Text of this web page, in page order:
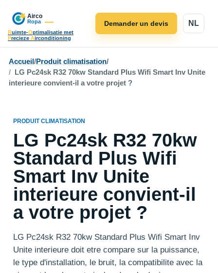
Ruimte-Optimalisatie met
Precieze Airconditioning
NL
Demander un devis
Accueil /Produit climatisation/
LG Pc24sk R32 70kw Standard Plus Wifi Smart Inv Unite
interieure convient-il a votre projet ?
PRODUIT CLIMATISATION
LG Pc24sk R32 70kw
Standard Plus Wifi
Smart Inv Unite
interieure convient-il
a votre projet ?
LG Pc24sk R32 70kw Standard Plus Wifi Smart Inv
Unite interieure doit etre compare sur la puissance,
le type d'installation, le bruit, la compatibilite avec la